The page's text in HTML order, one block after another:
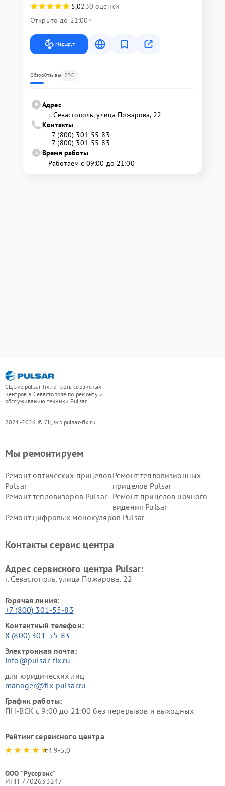
5,0230 оценки
Открыто до 21:00
Маршрут
ОбзорОтзывы 230
Адрес
г. Севастополь, улица Пожарова, 22
Контакты
+7 (800) 301-55-83
+7 (800) 301-55-83
Время работы
Работаем с 09:00 до 21:00
СЦ svp.pulsar-fix.ru - сеть сервисных
центров в Севастополе по ремонту и
обслуживанию техники Pulsar
2021-2026 © СЦ svp.pulsar-fix.ru
Мы ремонтируем
Ремонт оптических прицелов
Pulsar
Ремонт тепловизионных
прицелов Pulsar
Ремонт тепловизоров Pulsar
Ремонт прицелов ночного
видения Pulsar
Ремонт цифровых монокуляров Pulsar
Контакты сервис центра
Адрес сервисного центра Pulsar:
г. Севастополь, улица Пожарова, 22
Горячая линия:
+7 (800) 301-55-83
Контактный телефон:
8 (800) 301-55-83
Электронная почта:
info@pulsar-fix.ru
для юридических лиц
manager@fix-pulsar.ru
График работы:
ПН-ВСК с 9:00 до 21:00 без перерывов и выходных
Рейтинг сервисного центра
4.9-5.0
ООО "Русервис"
ИНН 7702633247